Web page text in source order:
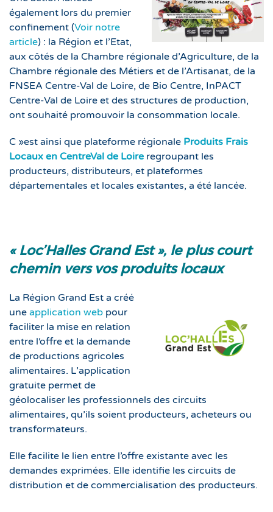
également lors du premier
confinement (Voir notre
article) : la Région et l’Etat,
aux côtés de la Chambre régionale d’Agriculture, de la
Chambre régionale des Métiers et de l’Artisanat, de la
FNSEA Centre-Val de Loire, de Bio Centre, InPACT
Centre-Val de Loire et des structures de production,
ont souhaité promouvoir la consommation locale.
C »est ainsi que plateforme régionale Produits Frais
Locaux en CentreVal de Loire regroupant les
producteurs, distributeurs, et plateformes
départementales et locales existantes, a été lancée.
« Loc’Halles Grand Est », le plus court
chemin vers vos produits locaux
La Région Grand Est a créé
une application web pour
faciliter la mise en relation
entre l‘offre et la demande
de productions agricoles
alimentaires. L’application
gratuite permet de
géolocaliser les professionnels des circuits
alimentaires, qu’ils soient producteurs, acheteurs ou
transformateurs.
Elle facilite le lien entre l’offre existante avec les
demandes exprimées. Elle identifie les circuits de
distribution et de commercialisation des producteurs.